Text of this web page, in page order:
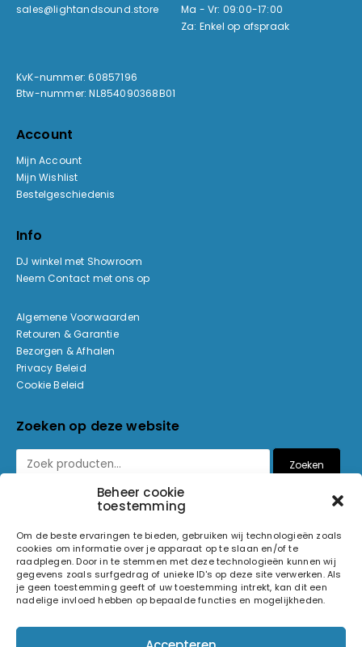
Beheer cookie
toestemming
Om de beste ervaringen te bieden, gebruiken wij technologieën zoals
cookies om informatie over je apparaat op te slaan en/of te
raadplegen. Door in te stemmen met deze technologieën kunnen wij
gegevens zoals surfgedrag of unieke ID's op deze site verwerken. Als
je geen toestemming geeft of uw toestemming intrekt, kan dit een
nadelige invloed hebben op bepaalde functies en mogelijkheden.
sales@lightandsound.store
Ma - Vr: 09:00-17:00
Za: Enkel op afspraak
KvK-nummer: 60857196
Btw-nummer: NL854090368B01
Account
Mijn Account
Mijn Wishlist
Bestelgeschiedenis
Info
DJ winkel met Showroom
Neem Contact met ons op
Algemene Voorwaarden
Retouren & Garantie
Bezorgen & Afhalen
Privacy Beleid
Cookie Beleid
Zoeken op deze website
Zoeken
© 2026 Light and Sound Factory. Alle rechten voorbehouden.